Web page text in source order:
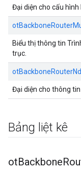
Đại diện cho cấu
Biểu thị thông tin
trục.
Đại diện cho thông
Bảng liệt kê
otBackbone